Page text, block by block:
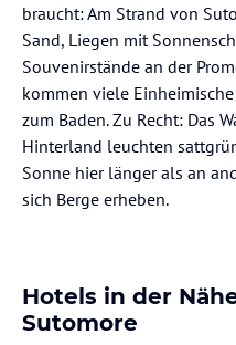
braucht: Am Strand von
Sand, Liegen mit
Souvenirstände an der
kommen viele
zum Baden. Zu Recht: Das
Hinterland leuchten
Sonne hier länger als an
sich Berge erheben.
Hotels in der
Sutomore